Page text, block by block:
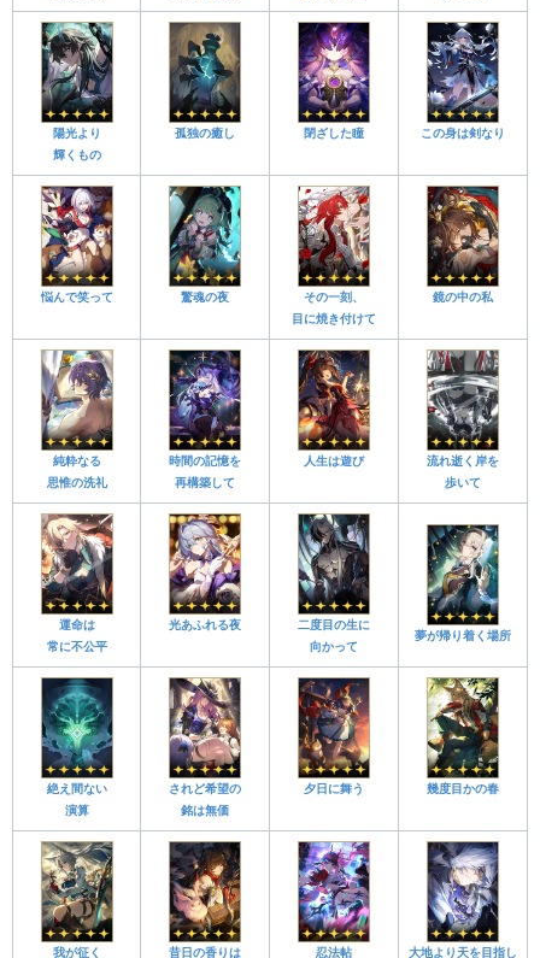
陽光より
輝くもの
孤独の癒し 閉ざした瞳 この身は剣なり
悩んで笑って 驚魂の夜
その一刻、
目に焼き付けて
鏡の中の私
純粋なる
思惟の洗礼
時間の記憶を
再構築して
人生は遊び
流れ逝く岸を
歩いて
運命は
常に不公平
光あふれる夜
二度目の生に
向かって
夢が帰り着く場所
絶え間ない
演算
されど希望の
銘は無価
夕日に舞う 幾度目かの春
我が征く 昔日の香りは 忍法帖 大地より天を目指し